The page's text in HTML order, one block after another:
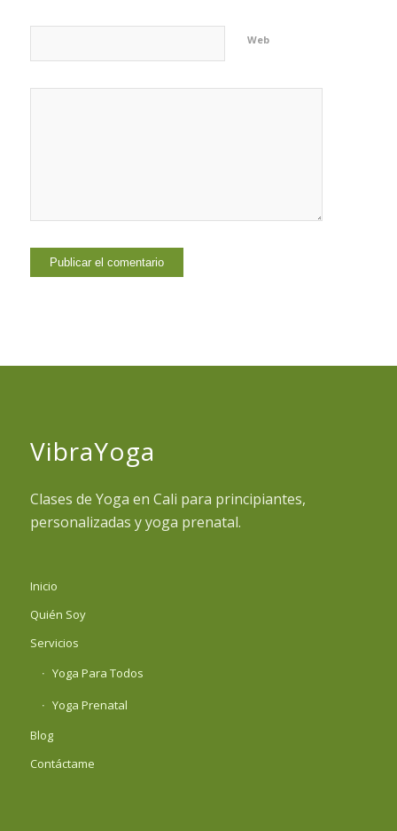
Web
VibraYoga
Clases de Yoga en Cali para principiantes,
personalizadas y yoga prenatal.
Inicio
Quién Soy
Servicios
Yoga Para Todos
Yoga Prenatal
Blog
Contáctame